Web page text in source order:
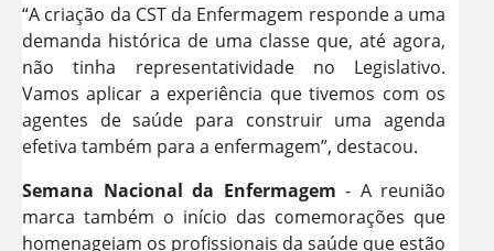
“A criação da CST da Enfermagem responde a uma
demanda histórica de uma classe que, até agora,
não tinha representatividade no Legislativo.
Vamos aplicar a experiência que tivemos com os
agentes de saúde para construir uma agenda
efetiva também para a enfermagem”, destacou.
Semana Nacional da Enfermagem - A reunião
marca também o início das comemorações que
homenageiam os profissionais da saúde que estão